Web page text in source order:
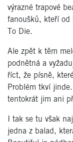
výrazné trapové
fanoušků, kteří od
To Die.
Ale zpět k těm
podnětná a
říct, že písně,
Problém tkví
tentokrát jim ani
I tak se tu však
jedna z balad,